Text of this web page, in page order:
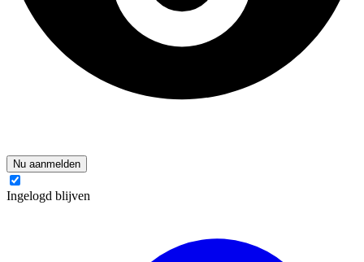
Nu aanmelden
Ingelogd blijven